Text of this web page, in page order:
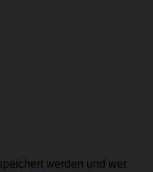
werden und wer